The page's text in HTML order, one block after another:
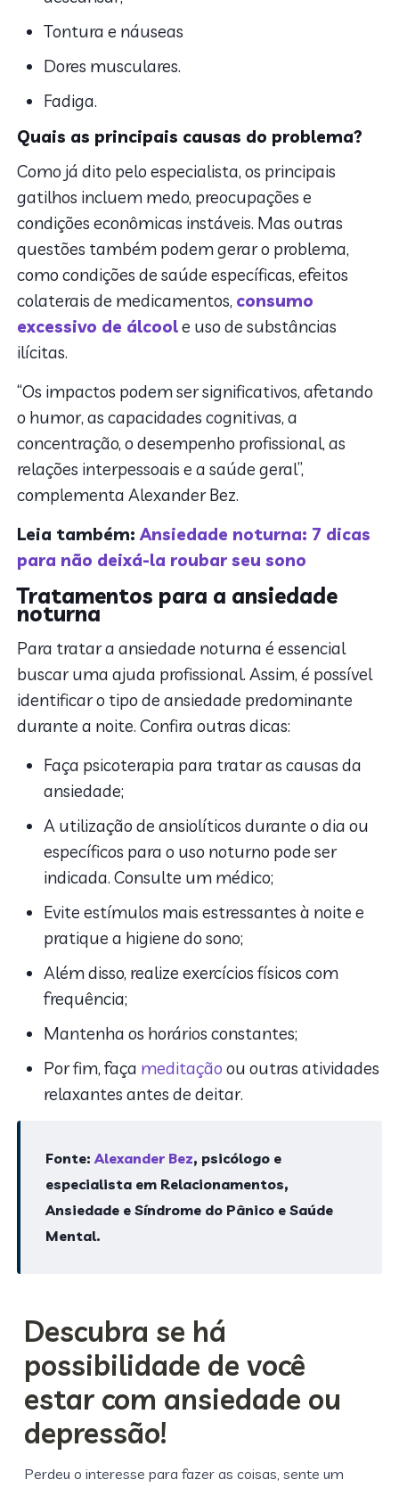
Tontura e náuseas
Dores musculares.
Fadiga.
Quais as principais causas do problema?
Como já dito pelo especialista, os principais
gatilhos incluem medo, preocupações e
condições econômicas instáveis. Mas outras
questões também podem gerar o problema,
como condições de saúde específicas, efeitos
colaterais de medicamentos, consumo
excessivo de álcoole uso de substâncias
ilícitas.
“Os impactos podem ser significativos, afetando
o humor, as capacidades cognitivas, a
concentração, o desempenho profissional, as
relações interpessoais e a saúde geral”,
complementa Alexander Bez.
Leia também:Ansiedade noturna: 7 dicas
para não deixá-la roubar seu sono
Tratamentos para a ansiedade
noturna
Para tratar a ansiedade noturna é essencial
buscar uma ajuda profissional. Assim, é possível
identificar o tipo de ansiedade predominante
durante a noite. Confira outras dicas:
Faça psicoterapia para tratar as causas da
ansiedade;
A utilização de ansiolíticos durante o dia ou
específicos para o uso noturno pode ser
indicada. Consulte um médico;
Evite estímulos mais estressantes à noite e
pratique a higiene do sono;
Além disso, realize exercícios físicos com
frequência;
Mantenha os horários constantes;
Por fim, faça meditação ou outras atividades
relaxantes antes de deitar.
Fonte:Alexander Bez, psicólogo e
especialista em Relacionamentos,
Ansiedade e Síndrome do Pânico e Saúde
Mental.